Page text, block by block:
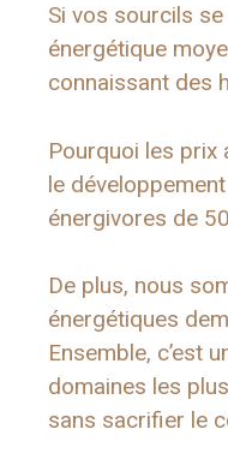
Si vos sourcils se
énergétique
connaissant des
Pourquoi les prix
le
énergivores de
De plus, nous
énergétiques
Ensemble, c’est
domaines les
sans sacrifier le